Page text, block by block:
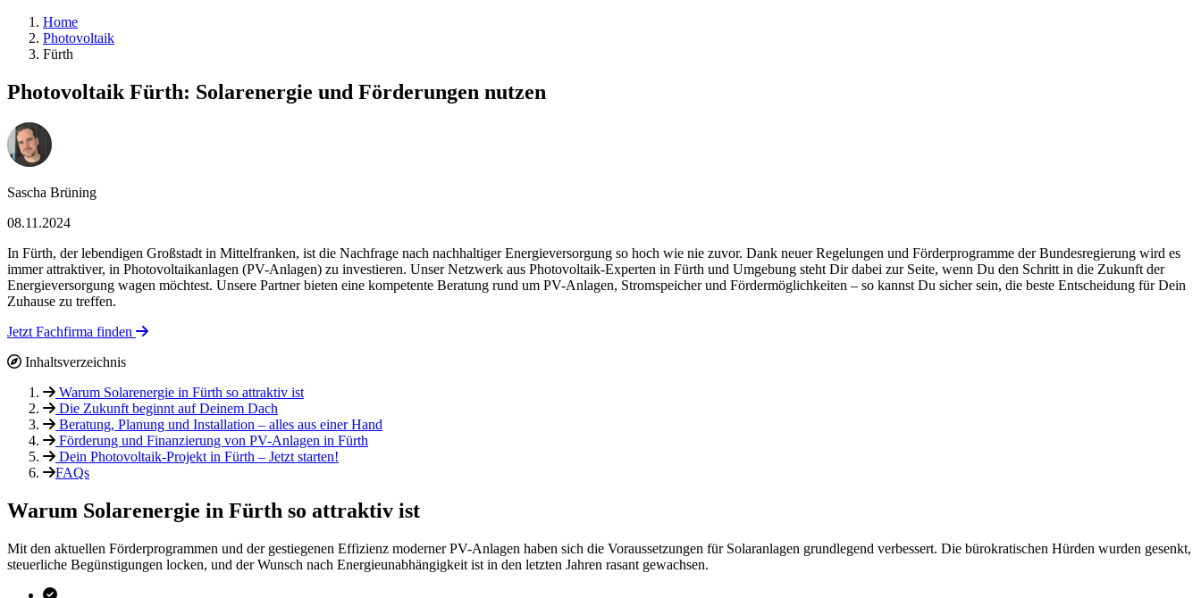
Home
Photovoltaik
Fürth
Photovoltaik Fürth: Solarenergie und Förderungen nutzen
Sascha Brüning
08.11.2024
In Fürth, der lebendigen Großstadt in Mittelfranken, ist die Nachfrage nach nachhaltiger Energieversorgung so hoch wie nie zuvor. Dank neuer Regelungen und Förderprogramme der Bundesregierung wird es
immer attraktiver, in Photovoltaikanlagen (PV-Anlagen) zu investieren. Unser Netzwerk aus Photovoltaik-Experten in Fürth und Umgebung steht Dir dabei zur Seite, wenn Du den Schritt in die Zukunft der
Energieversorgung wagen möchtest. Unsere Partner bieten eine kompetente Beratung rund um PV-Anlagen, Stromspeicher und Fördermöglichkeiten – so kannst Du sicher sein, die beste Entscheidung für Dein
Zuhause zu treffen.
Jetzt Fachfirma finden
Inhaltsverzeichnis
Warum Solarenergie in Fürth so attraktiv ist
Die Zukunft beginnt auf Deinem Dach
Beratung, Planung und Installation – alles aus einer Hand
Förderung und Finanzierung von PV-Anlagen in Fürth
Dein Photovoltaik-Projekt in Fürth – Jetzt starten!
FAQs
Warum Solarenergie in Fürth so attraktiv ist
Mit den aktuellen Förderprogrammen und der gestiegenen Effizienz moderner PV-Anlagen haben sich die Voraussetzungen für Solaranlagen grundlegend verbessert. Die bürokratischen Hürden wurden gesenkt,
steuerliche Begünstigungen locken, und der Wunsch nach Energieunabhängigkeit ist in den letzten Jahren rasant gewachsen.